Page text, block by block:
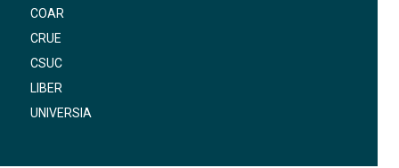
COAR
CRUE
CSUC
LIBER
UNIVERSIA